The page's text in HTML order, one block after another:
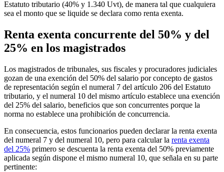
Estatuto tributario (40% y 1.340 Uvt), de manera tal que cualquiera
sea el monto que se liquide se declara como renta exenta.
Renta exenta concurrente del 50% y del
25% en los magistrados
Los magistrados de tribunales, sus fiscales y procuradores judiciales
gozan de una exención del 50% del salario por concepto de gastos
de representación según el numeral 7 del artículo 206 del Estatuto
tributario, y el numeral 10 del mismo artículo establece una exención
del 25% del salario, beneficios que son concurrentes porque la
norma no establece una prohibición de concurrencia.
En consecuencia, estos funcionarios pueden declarar la renta exenta
del numeral 7 y del numeral 10, pero para calcular la renta exenta
del 25% primero se descuenta la renta exenta del 50% previamente
aplicada según dispone el mismo numeral 10, que señala en su parte
pertinente: